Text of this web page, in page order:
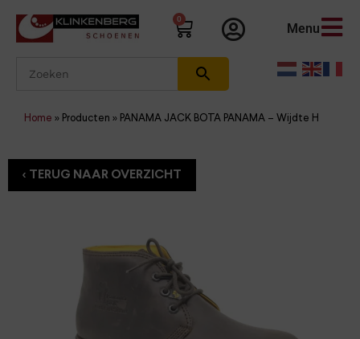
0
Menu
Home » Producten » PANAMA JACK BOTA PANAMA – Wijdte H